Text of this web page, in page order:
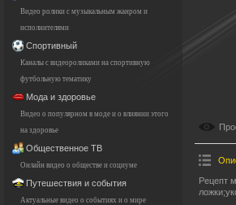
Видео ролики с музыкальным жанром и
исполнителями
Спортивный
Каналы с видеороликами на спортивную
футбольную тематику
Мода и здоровье
Видео о популярном в моде и о влиянии этого
на здоровье
Общественное ТВ
Онлайн видео о обществе и социуме
Путешествия и события
Актуальные видео о событиях и о мире
Рецепт